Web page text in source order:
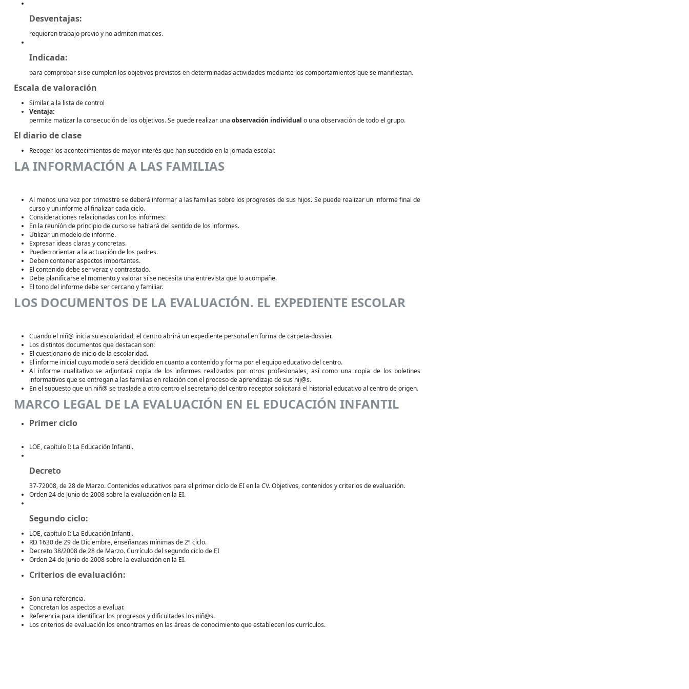
Desventajas:
requieren trabajo previo y no admiten matices.
Indicada:
para comprobar si se cumplen los objetivos previstos en determinadas actividades mediante los comportamientos que se manifiestan.
Escala de valoración
Similar a la lista de control
Ventaja:
permite matizar la consecución de los objetivos. Se puede realizar una observación individual o una observación de todo el grupo.
El diario de clase
Recoger los acontecimientos de mayor interés que han sucedido en la jornada escolar.
LA INFORMACIÓN A LAS FAMILIAS
Al menos una vez por trimestre se deberá informar a las familias sobre los progresos de sus hijos. Se puede realizar un informe final de
curso y un informe al finalizar cada ciclo.
Consideraciones relacionadas con los informes:
En la reuníón de principio de curso se hablará del sentido de los informes.
Utilizar un modelo de informe.
Expresar ideas claras y concretas.
Pueden orientar a la actuación de los padres.
Deben contener aspectos importantes.
El contenido debe ser veraz y contrastado.
Debe planificarse el momento y valorar si se necesita una entrevista que lo acompañe.
El tono del informe debe ser cercano y familiar.
LOS DOCUMENTOS DE LA EVALUACIÓN. EL EXPEDIENTE ESCOLAR
Cuando el niñ@ inicia su escolaridad, el centro abrirá un expediente personal en forma de carpeta-dossier.
Los distintos documentos que destacan son:
El cuestionario de inicio de la escolaridad.
El informe inicial cuyo modelo será decidido en cuanto a contenido y forma por el equipo educativo del centro.
Al informe cualitativo se adjuntará copia de los informes realizados por otros profesionales, así como una copia de los boletines
informativos que se entregan a las familias en relación con el proceso de aprendizaje de sus hij@s.
En el supuesto que un niñ@ se traslade a otro centro el secretario del centro receptor solicitará el historial educativo al centro de origen.
MARCO LEGAL DE LA EVALUACIÓN EN EL EDUCACIÓN INFANTIL
Primer ciclo
LOE, capítulo I: La Educación Infantil.
Decreto
37-72008, de 28 de Marzo. Contenidos educativos para el primer ciclo de EI en la CV. Objetivos, contenidos y criterios de evaluación.
Orden 24 de Junio de 2008 sobre la evaluación en la EI.
Segundo ciclo:
LOE, capítulo I: La Educación Infantil.
RD 1630 de 29 de Diciembre, enseñanzas mínimas de 2º ciclo.
Decreto 38/2008 de 28 de Marzo. Currículo del segundo ciclo de EI
Orden 24 de Junio de 2008 sobre la evaluación en la EI.
Criterios de evaluación:
Son una referencia.
Concretan los aspectos a evaluar.
Referencia para identificar los progresos y dificultades los niñ@s.
Los criterios de evaluación los encontramos en las áreas de conocimiento que establecen los currículos.